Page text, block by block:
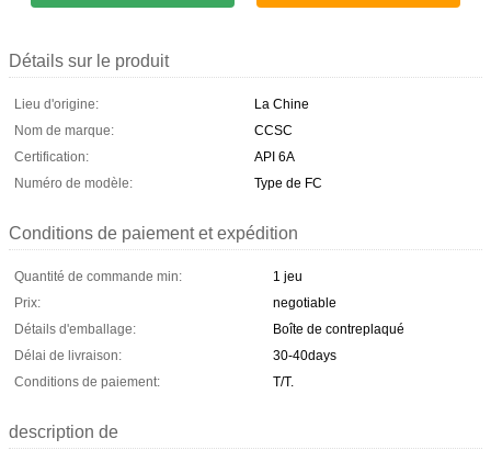
Détails sur le produit
Lieu d'origine:
La Chine
Nom de marque:
CCSC
Certification:
API 6A
Numéro de modèle:
Type de FC
Conditions de paiement et expédition
Quantité de commande min:
1 jeu
Prix:
negotiable
Détails d'emballage:
Boîte de contreplaqué
Délai de livraison:
30-40days
Conditions de paiement:
T/T.
description de